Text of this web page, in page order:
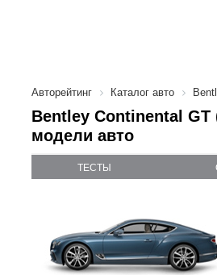
Авторейтинг Каталог авто
Bentley Continental GT
модели авто
ТЕСТЫ